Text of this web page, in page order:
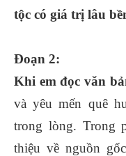
tộc có giá trị lâu
Đoạn 2:
Khi em đọc văn
và yêu mến quê
trong lòng. Trong
thiệu về nguồn